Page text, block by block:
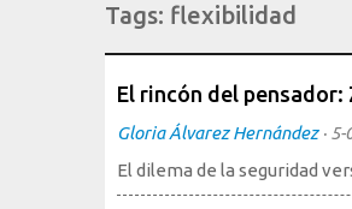
Tags: flexibilidad
El rincón del
Gloria Álvarez Hernández· 5-
El dilema de la seguridad